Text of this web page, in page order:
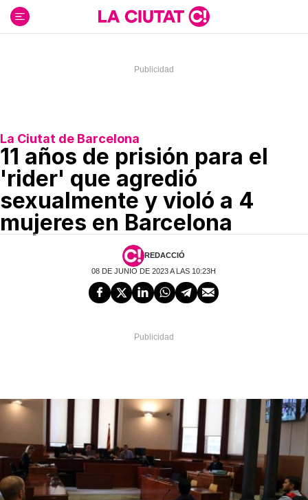
contenido
La Ciutat de Barcelona
11 años de prisión para el
'rider' que agredió
sexualmente y violó a 4
mujeres en Barcelona
REDACCIÓ
08 DE JUNIO DE 2023 A LAS 10:23H